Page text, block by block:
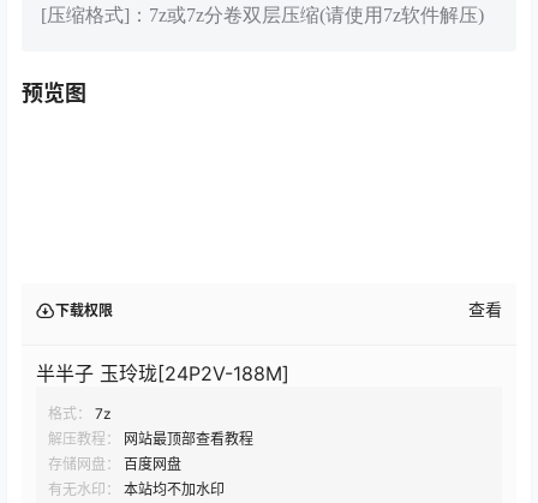
[压缩格式]：7z或7z分卷双层压缩(请使用7z软件解压)
预览图
下载权限 查看
半半子 玉玲珑[24P2V-188M]
格式：
7z
解压教程：
网站最顶部查看教程
存储网盘：
百度网盘
有无水印：
本站均不加水印